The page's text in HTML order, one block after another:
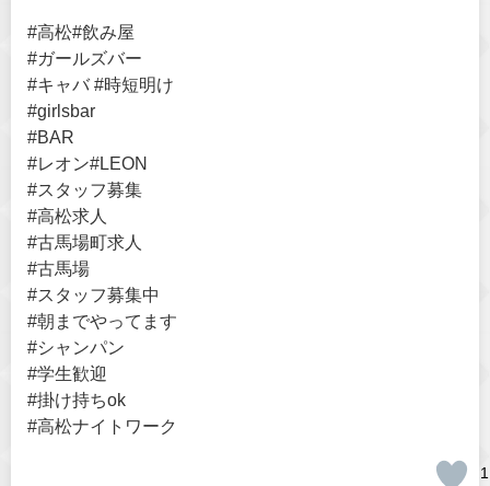
#高松#飲み屋
#ガールズバー
#キャバ #時短明け
#girlsbar
#BAR
#レオン#LEON
#スタッフ募集
#高松求人
#古馬場町求人
#古馬場
#スタッフ募集中
#朝までやってます
#シャンパン
#学生歓迎
#掛け持ちok
#高松ナイトワーク
1